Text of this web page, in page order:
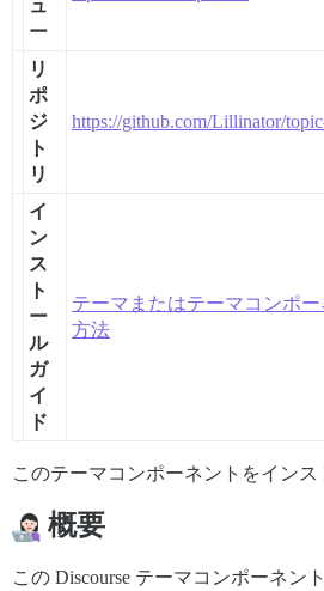
ュ
ー
リ
ポ
ジ
ト
リ
https://github.com/Lillinator/
イ
ン
ス
ト
ー
ル
ガ
イ
ド
テーマまたはテーマコンポ
方法
このテーマコンポーネントをインス
概要
この Discourse テーマコンポーネン